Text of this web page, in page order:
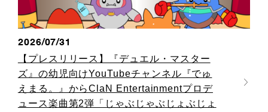
2026/07/31
【プレスリリース】『デュエル・マスター
ズ』の幼児向けYouTubeチャンネル『でゅ
えまる。』からClaN Entertainmentプロデ
ュース楽曲第2弾「じゃぶじゃぶじょぶじょ